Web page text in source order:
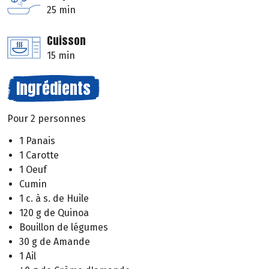
25 min
Cuisson
15 min
Ingrédients
Pour 2 personnes
1 Panais
1 Carotte
1 Oeuf
Cumin
1 c. à s. de Huile
120 g de Quinoa
Bouillon de légumes
30 g de Amande
1 Ail